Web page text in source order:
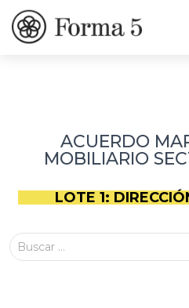
ACUERDO
MOBILIARIO
LOTE 1:
Buscar …